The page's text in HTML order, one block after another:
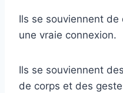
Ils se souviennent de
une vraie connexion.
Ils se souviennent
de corps et des